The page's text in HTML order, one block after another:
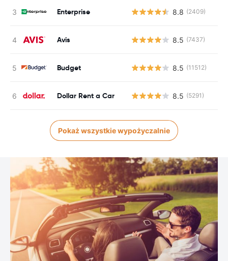
Enterprise 8.8 (2409)
Avis 8.5 (7437)
Budget 8.5 (11512)
Dollar Rent a Car 8.5 (5291)
Pokaż wszystkie wypożyczalnie